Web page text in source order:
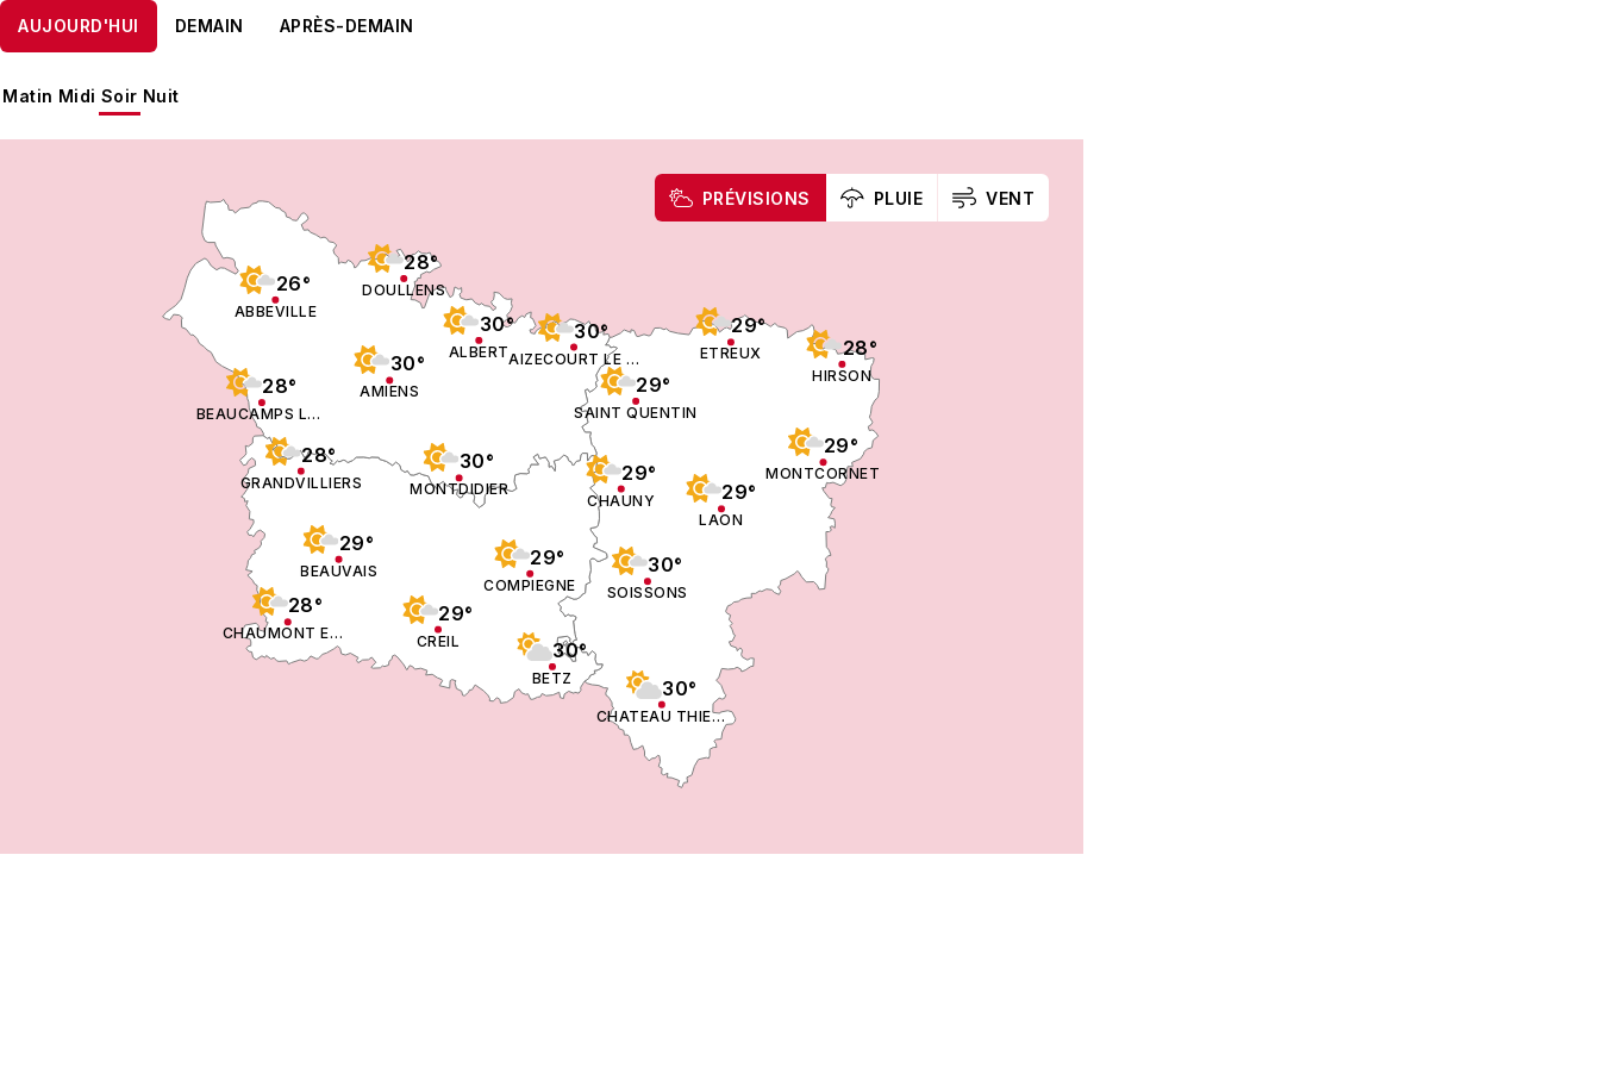
AUJOURD'HUI DEMAIN APRÈS-DEMAIN
Matin Midi Soir Nuit
PRÉVISIONS PLUIE VENT
30°
MONTDIDIER
28°
DOULLENS
28°
BEAUCAMPS LE VIEUX
30°
AMIENS
30°
ALBERT
30°
AIZECOURT LE BAS
26°
ABBEVILLE
28°
GRANDVILLIERS
29°
CREIL
29°
COMPIEGNE
28°
CHAUMONT EN VEXIN
30°
BETZ
29°
BEAUVAIS 30°
SOISSONS
29°
SAINT QUENTIN
29°
MONTCORNET
29°
LAON
28°
HIRSON
29°
ETREUX
29°
CHAUNY
30°
CHATEAU THIERRY